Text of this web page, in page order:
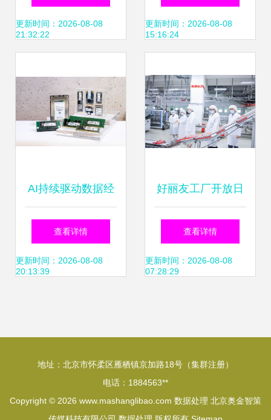
调的最佳实践
更新时间：2026-08-08
21:32:22
续优化的关键路径
更新时间：2026-08-08
15:16:24
AI持续驱动数据经
济发展，宇瞻科技
推出工业级产品识
查看详情
更新时间：2026-08-08
20:13:39
好丽友工厂开放日
媒体零距离见证食
品安全与智能化生
查看详情
更新时间：2026-08-08
07:28:29
地址：北京市怀柔区雁栖镇京加路18号（集群注册）
电话：1884563**
Copyright © 2026 www.mashanglibao.com 数据处理 北京奥金智策